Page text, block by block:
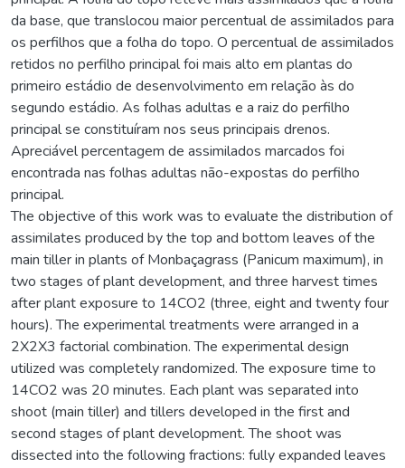
da base, que translocou maior percentual de assimilados para
os perfilhos que a folha do topo. O percentual de assimilados
retidos no perfilho principal foi mais alto em plantas do
primeiro estádio de desenvolvimento em relação às do
segundo estádio. As folhas adultas e a raiz do perfilho
principal se constituíram nos seus principais drenos.
Apreciável percentagem de assimilados marcados foi
encontrada nas folhas adultas não-expostas do perfilho
principal.
The objective of this work was to evaluate the distribution of
assimilates produced by the top and bottom leaves of the
main tiller in plants of Monbaçagrass (Panicum maximum), in
two stages of plant development, and three harvest times
after plant exposure to 14CO2 (three, eight and twenty four
hours). The experimental treatments were arranged in a
2X2X3 factorial combination. The experimental design
utilized was completely randomized. The exposure time to
14CO2 was 20 minutes. Each plant was separated into
shoot (main tiller) and tillers developed in the first and
second stages of plant development. The shoot was
dissected into the following fractions: fully expanded leaves